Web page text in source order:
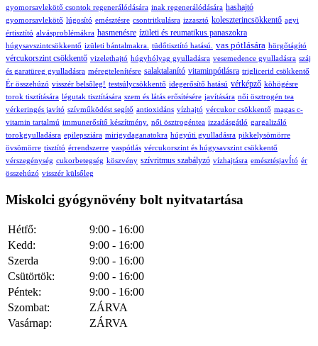
gyomorsavlekötő csontok regenerálódására inak regenerálódására hashajtó
gyomorsavlekötő lúgosító emésztésre csontritkulásra izzasztó koleszterincsökkentő agyi
értisztító alvásproblémákra hasmenésre ízületi és reumatikus panaszokra
húgysavszintcsökkentő izületi bántalmakra. tüdőtisztító hatású. vas pótlására hörgőtágító
vércukorszint csökkentő vizelethajtó húgyhólyag gyulladásra vesemedence gyulladásra száj
és garatüreg gyulladásra méregtelenítésre salaktalanító vitaminpótlásra triglicerid csökkentő
Ér összehúzó visszér belsőleg! testsúlycsökkentő idegerősítő hatású vérképző köhögésre
torok tisztítására légutak tisztítására szem és látás erősítésére javítására női ösztrogén tea
vérkeringés javító szívműködést segítő antioxidáns vízhajtó vércukor csökkentő magas c-
vitamin tartalmú immunerősítő készítmény. női ösztrogéntea izzadásgátló gargalizáló
torokgyulladásra epilepsziára mirigydaganatokra húgyúti gyulladásra pikkelysömörre
övsömörre tisztító érrendszerre vaspótlás vércukorszint és húgysavszint csökkentő
vérszegénység cukorbetegség köszvény szívritmus szabályzó vízhajtásra emésztésjavÍtó ér
összehúzó visszér külsőleg
Miskolci gyógynövény bolt nyitvatartása
Hétfő:
9:00 - 16:00
Kedd:
9:00 - 16:00
Szerda
9:00 - 16:00
Csütörtök:
9:00 - 16:00
Péntek:
9:00 - 16:00
Szombat:
ZÁRVA
Vasárnap:
ZÁRVA